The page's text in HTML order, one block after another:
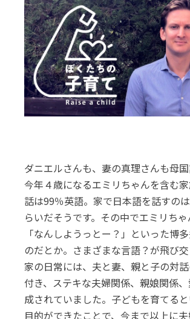
ダニエルさんも、妻の真理さんも母国
今年４歳になるエミリちゃんを含む
話は99％英語。家で日本語を話すの
らいだそうです。その中でエミリちゃ
「なんしようっとー？」といった博
のだとか。さまざまな言語？が飛び
家の日常には、夫と妻、親と子の対
付き、ステキな夫婦関係、親娘関係
成されていました。子どもを育てる
目的ができたことで、今まで以上に